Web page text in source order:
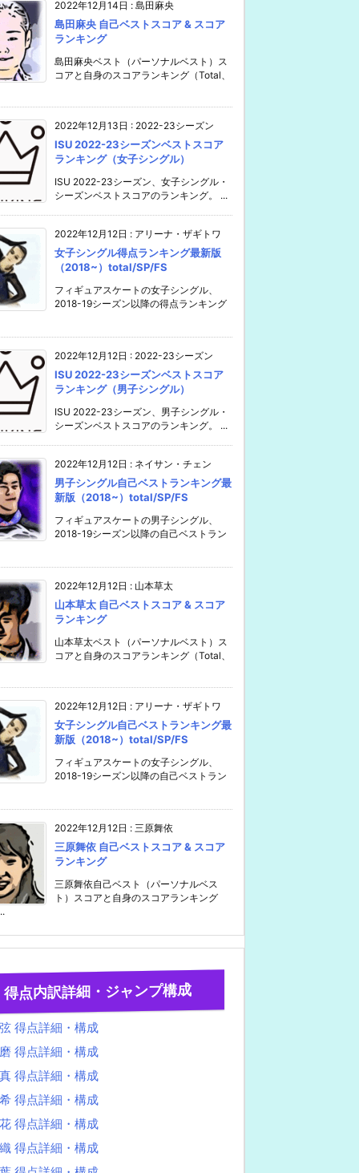
2022年12月14日 : 島田麻央
島田麻央 自己ベストスコア & スコア
ランキング
島田麻央ベスト（パーソナルベスト）ス
コアと自身のスコアランキング（Total、
2022年12月13日 : 2022-23シーズン
ISU 2022-23シーズンベストスコア
ランキング（女子シングル）
ISU 2022-23シーズン、女子シングル・
シーズンベストスコアのランキング。 ...
2022年12月12日 : アリーナ・ザギトワ
女子シングル得点ランキング最新版
（2018~）total/SP/FS
フィギュアスケートの女子シングル、
2018-19シーズン以降の得点ランキング
2022年12月12日 : 2022-23シーズン
ISU 2022-23シーズンベストスコア
ランキング（男子シングル）
ISU 2022-23シーズン、男子シングル・
シーズンベストスコアのランキング。 ...
2022年12月12日 : ネイサン・チェン
男子シングル自己ベストランキング最
新版（2018~）total/SP/FS
フィギュアスケートの男子シングル、
2018-19シーズン以降の自己ベストラン
2022年12月12日 : 山本草太
山本草太 自己ベストスコア & スコア
ランキング
山本草太ベスト（パーソナルベスト）ス
コアと自身のスコアランキング（Total、
2022年12月12日 : アリーナ・ザギトワ
女子シングル自己ベストランキング最
新版（2018~）total/SP/FS
フィギュアスケートの女子シングル、
2018-19シーズン以降の自己ベストラン
2022年12月12日 : 三原舞依
三原舞依 自己ベストスコア & スコア
ランキング
三原舞依自己ベスト（パーソナルベス
ト）スコアと自身のスコアランキング
得点内訳詳細・ジャンプ構成
得点詳細・構成
得点詳細・構成
得点詳細・構成
得点詳細・構成
得点詳細・構成
得点詳細・構成